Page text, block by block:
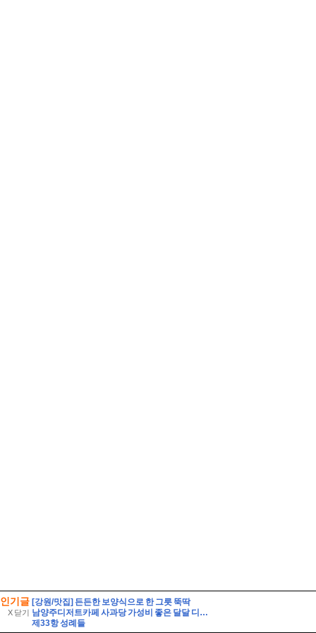
인기글
X 닫기
[강원/맛집] 든든한 보양식으로 한 그릇 뚝딱
남양주디저트카페 사과당 가성비 좋은 달달 디저트
제33항 성례들